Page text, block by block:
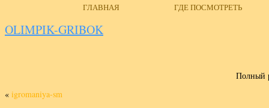
ГЛАВНАЯ ГДЕ ПОСМОТРЕТЬ
OLIMPIK-GRIBOK
Полный
« igromaniya-sm